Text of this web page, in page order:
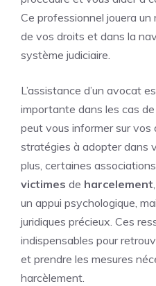
Ce professionnel jouera
de vos droits et dans la
système judiciaire.
L’assistance d’un avocat
importante dans les cas de
peut vous informer sur vos
stratégies à adopter dans
plus, certaines
victimes de harcelement
un appui psychologique,
juridiques précieux. Ces
indispensables pour
et prendre les mesures
harcèlement.